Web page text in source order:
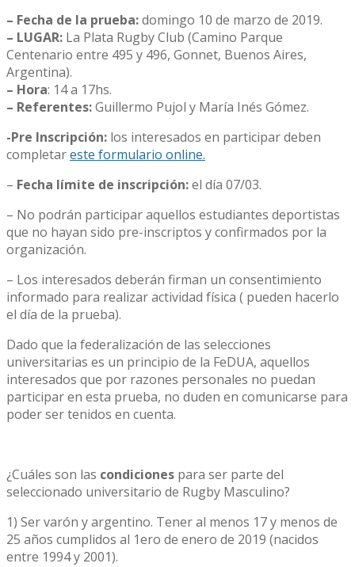
– Fecha de la prueba:domingo 10 de marzo de 2019.
– LUGAR: La Plata Rugby Club (Camino Parque
Centenario entre 495 y 496, Gonnet, Buenos Aires,
Argentina).
– Hora: 14 a 17hs.
– Referentes:Guillermo Pujol y María Inés Gómez.
-Pre Inscripción: los interesados en participar deben
completareste formulario online.
– Fecha límite de inscripción:el día 07/03.
– No podrán participar aquellos estudiantes deportistas
que no hayan sido pre-inscriptos y confirmados por la
organización.
– Los interesados deberán firman un consentimiento
informado para realizar actividad física ( pueden hacerlo
el día de la prueba).
Dado que la federalización de las selecciones
universitarias es un principio de la FeDUA, aquellos
interesados que por razones personales no puedan
participar en esta prueba, no duden en comunicarse para
poder ser tenidos en cuenta.
¿Cuáles son las condiciones para ser parte del
seleccionado universitario de Rugby Masculino?
1) Ser varón y argentino. Tener al menos 17 y menos de
25 años cumplidos al 1ero de enero de 2019 (nacidos
entre 1994 y 2001).